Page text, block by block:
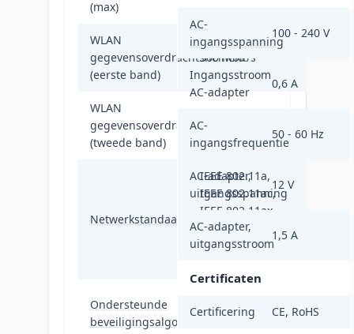
(max)
WLAN
gegevensoverdrachtsnelheid
(eerste band)
300 Mbit/s
WLAN
gegevensoverdrachtsnelheid
(tweede band)
1201 Mbit/s
Netwerkstandaard
IEEE 802.11a,
IEEE 802.11ac,
IEEE 802.11ax,
IEEE 802.11b,
IEEE 802.11g,
Ondersteunde
beveiligingsalgoritmen
WPA-Personal,
AC-
ingangsspanning
100 - 240 V
Ingangsstroom
AC-adapter
0,6 A
AC-
ingangsfrequentie
50 - 60 Hz
AC-adapter,
uitgangsspanning
12 V
AC-adapter,
uitgangsstroom
1,5 A
Certificaten
Certificering CE, RoHS